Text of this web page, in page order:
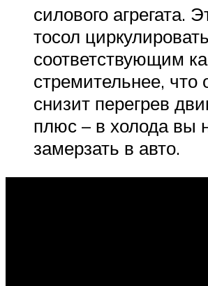
силового агрегата.
тосол
соответствующим
стремительнее, что
снизит перегрев
плюс – в холода вы
замерзать в авто.